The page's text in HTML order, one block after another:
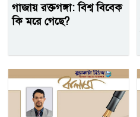
গাজায় রক্তগঙ্গা: বিশ্ব বিবেক
কি মরে গেছে?